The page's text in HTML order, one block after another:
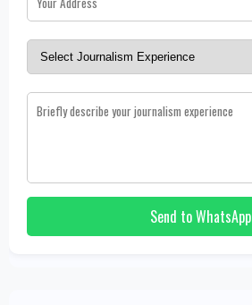
Send to WhatsApp